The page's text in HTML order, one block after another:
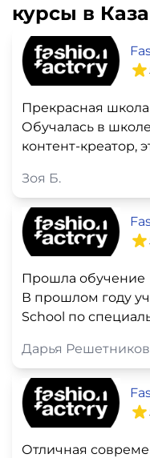
курсы в
Прекрасная школа
Обучалась в
контент-креатор,
Зоя Б.
Прошла обучение
В прошлом году
School по
Дарья
Отличная